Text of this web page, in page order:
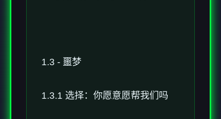
1.3 - 噩梦
1.3.1 选择：你愿意愿帮我们吗